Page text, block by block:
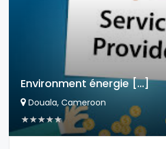
Environment énergie [...]
Douala, Cameroon